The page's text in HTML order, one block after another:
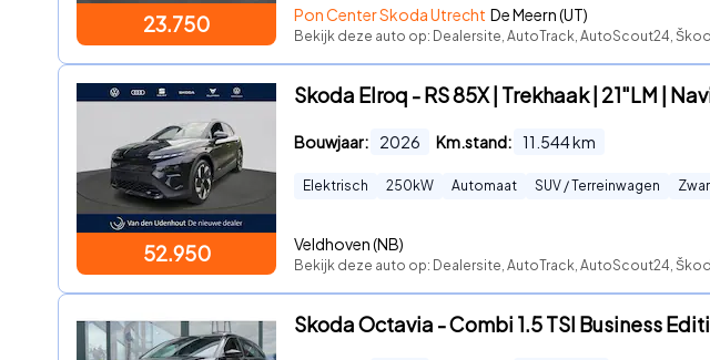
23.750 Pon Center Skoda Utrecht De Meern (UT)
Bekijk deze auto op: Dealersite, AutoTrack, AutoScout24,
52.950
Skoda Elroq - RS 85X | Trekhaak | 21"LM |
Bouwjaar: 2026 Km.stand: 11.544km
Elektrisch 250 kW Automaat SUV / Terreinwagen
Veldhoven (NB)
Bekijk deze auto op: Dealersite, AutoTrack, AutoScout24,
Skoda Octavia - Combi 1.5 TSI Business